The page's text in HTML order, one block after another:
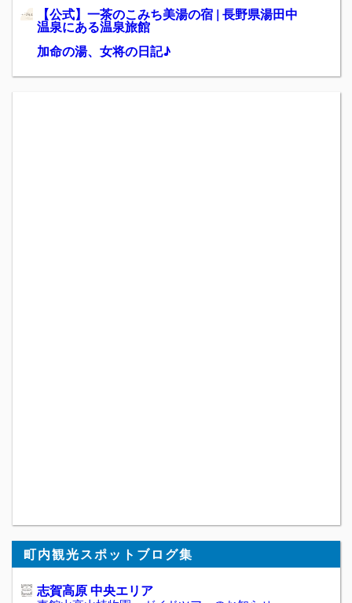
【公式】一茶のこみち美湯の宿 | 長野県湯田中
温泉にある温泉旅館
加命の湯、女将の日記♪
町内観光スポットブログ集
志賀高原 中央エリア